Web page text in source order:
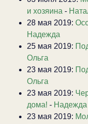
и хозяина -
28 мая 2019:
Надежда
25 мая 2019:
Ольга
23 мая 2019:
Ольга
23 мая 2019:
дома! - Надежда
23 мая 2019: